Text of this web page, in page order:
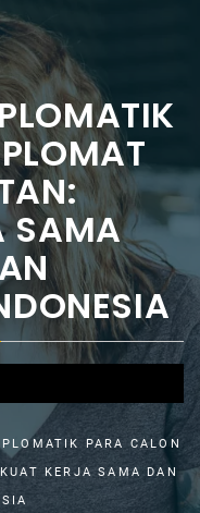
SAMA
PARA CALON
KERJA SAMA DAN